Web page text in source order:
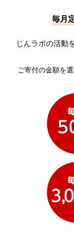
毎月
じんラボの活動
ご寄付の金額を